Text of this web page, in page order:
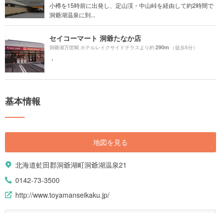
小樽を15時前に出発し、定山渓・中山峠を経由して約2時間で
洞爺湖温泉に到...
セイコーマート 洞爺たなか店
洞爺湖万世閣 ホテルレイクサイドテラスより約290m （徒歩5分）
・
基本情報
地図を見る
北海道虻田郡洞爺湖町洞爺湖温泉21
0142-73-3500
http://www.toyamanseikaku.jp/